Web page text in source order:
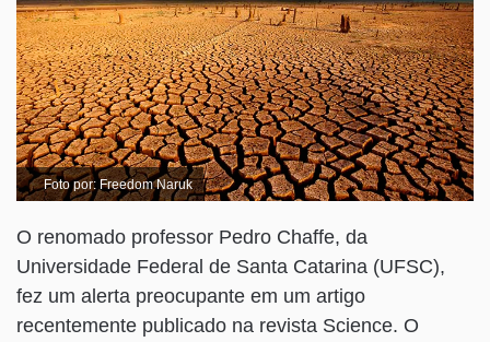
Foto por: Freedom Naruk
O renomado professor Pedro Chaffe, da
Universidade Federal de Santa Catarina (UFSC),
fez um alerta preocupante em um artigo
recentemente publicado na revista Science. O